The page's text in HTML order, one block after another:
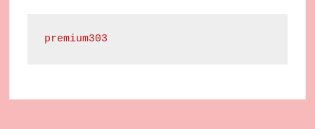
premium303